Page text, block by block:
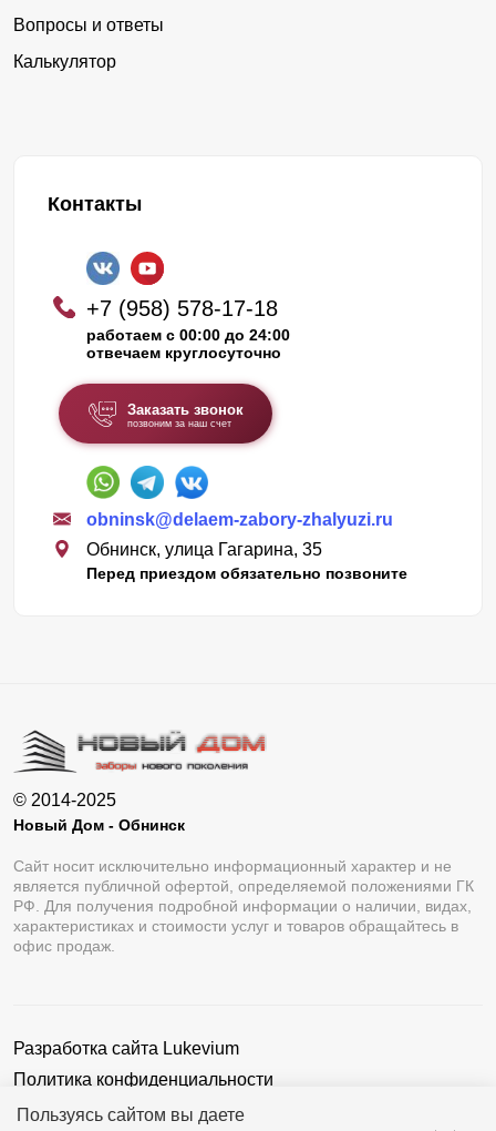
Пользуясь сайтом вы даете
Вопросы и ответы
Калькулятор
Контакты
+7 (958) 578-17-18
работаем с 00:00 до 24:00
отвечаем круглосуточно
Заказать звонок
позвоним за наш счет
obninsk@delaem-zabory-zhalyuzi.ru
Обнинск, улица Гагарина, 35
Перед приездом обязательно позвоните
© 2014-2025
Новый Дом - Обнинск
Сайт носит исключительно информационный характер и не
является публичной офертой, определяемой положениями ГК
РФ. Для получения подробной информации о наличии, видах,
характеристиках и стоимости услуг и товаров обращайтесь в
офис продаж.
Разработка сайта Lukevium
Политика конфиденциальности
Пользовательское соглашение